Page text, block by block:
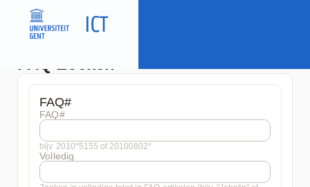
FAQ#
FAQ#
bijv. 2010*5155 of 20100802*
Volledig